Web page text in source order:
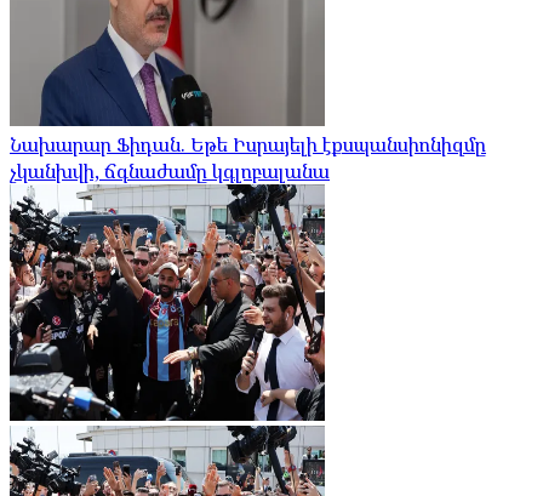
Նախարար Ֆիդան. Եթե Իսրայելի էքսպանսիոնիզմը
չկանխվի, ճգնաժամը կգլոբալանա